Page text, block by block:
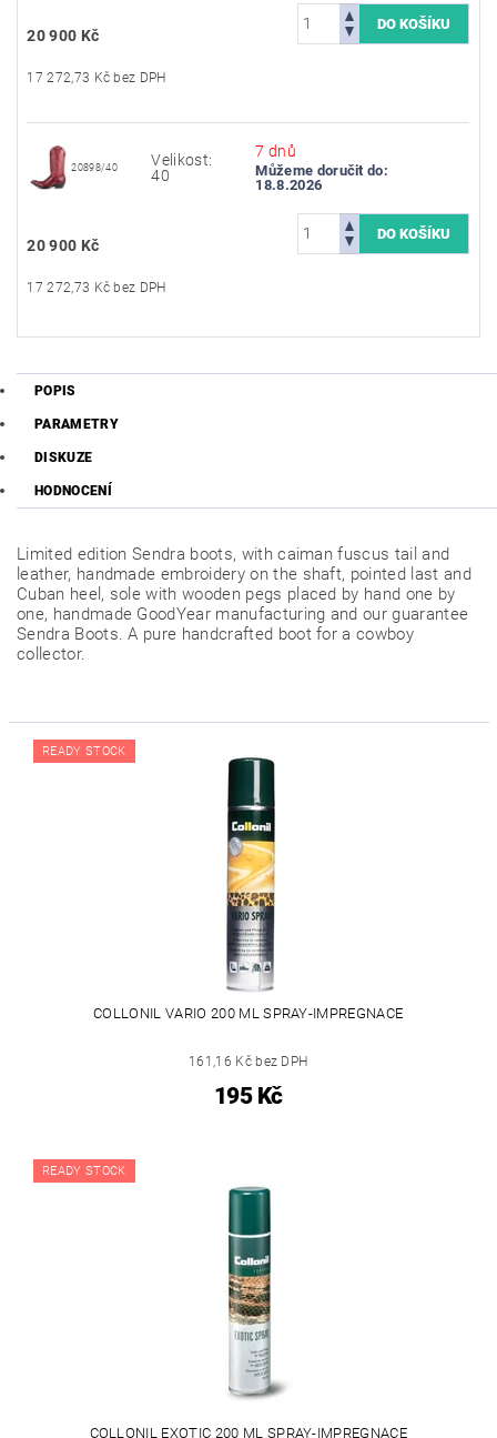
20 900 Kč
17 272,73 Kč bez DPH
20898/40
Velikost:
40
7 dnů
Můžeme doručit do:
18.8.2026
20 900 Kč
17 272,73 Kč bez DPH
POPIS
PARAMETRY
DISKUZE
HODNOCENÍ
Limited edition Sendra boots, with caiman fuscus tail and
leather, handmade embroidery on the shaft, pointed last and
Cuban heel, sole with wooden pegs placed by hand one by
one, handmade GoodYear manufacturing and our guarantee
Sendra Boots. A pure handcrafted boot for a cowboy
collector.
READY STOCK
COLLONIL VARIO 200 ML SPRAY-IMPREGNACE
161,16 Kč bez DPH
195 Kč
READY STOCK
COLLONIL EXOTIC 200 ML SPRAY-IMPREGNACE